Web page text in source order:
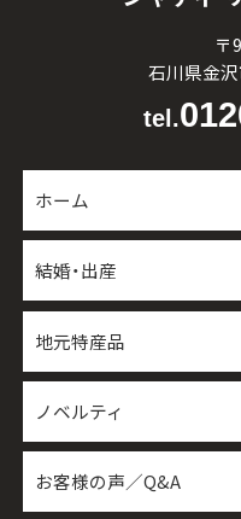
〒
石川県金
tel.
ホーム
結婚・出産
地元特産品
ノベルティ
お客様の声／Q&A